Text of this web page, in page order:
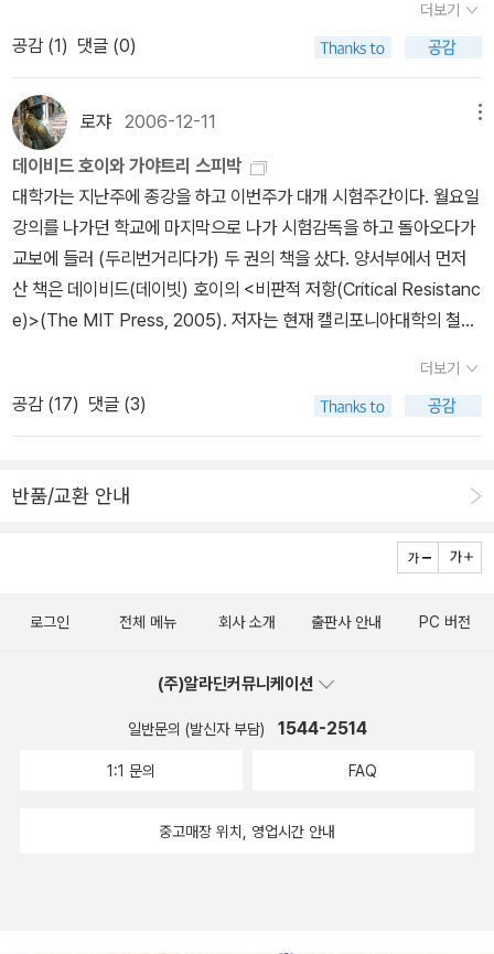
붙여도 좋았겠다. 그래서 문득 떠오른 것이 20년 전, 베를린 장벽이
무너지기 전에 들은 비교문학 강의이고 그때 읽은 몇 권의 책이다(지
금은 대부분 절판됐다). 최근의 비교문학 교재로 이미지가 뜨는 책들
몇 권을 나열해본다. 스피박의 책은 원서의 경우 100여쪽 남짓의
분량에 불과한데 평은 후한 편이다. '가야트리 차크라보르티 스피박
의 『경계선 넘기-새로운 문학연구의 모색』은 문학연구의 미래뿐만
아니라 그 과거를 읽는 새로운 방법을 그려낸다. 이 책은 눈부신 시야
와 비전을 제시하고, 문학적 지형을 바꾸어 놓으며, 역동적이고, 명료
하며, 훌륭하다. '죽음'이 이러한 영감을 제공해 준 적은 드물다.'고 주
디스 버틀러는 적었고, 에르네스토 라클라우도 '[스피박]은 '지구
화'에 반대하는 '전지구적' 관점에 토대를 둔 매혹적인 지적 프로젝트
의 윤곽을 그려낸다. 필독서이다.'라고 거들었다. 그래서 집어들 수밖
에 없었는데, 특이한 건 국역본의 역자들이다. '문화이론연구회 옮
세 장으로 구성돼 있는 만큼 얇은 책이지만 3명의 역자가 공역할 수
로 마무리되고 있다. '이 책을 번역하는 작업이 쉽지 않았다. 역자들은
지적 한계를 실감했다. 혹시 있을 수 없는 오역은 전적으로 역자들의
책임이다. 스피박의 사유체계와 통찰력과 한계가 한국 독자에게 제대
더보기
공감 (1) 댓글 (0)
로쟈 2006-12-11
데이비드 호이와 가야트리 스피박
대학가는 지난주에 종강을 하고 이번주가 대개 시험주간이다. 월요일
강의를 나가던 학교에 마지막으로 나가 시험감독을 하고 돌아오다가
교보에 들러 (두리번거리다가) 두 권의 책을 샀다. 양서부에서 먼저
산 책은 데이비드(데이빗) 호이의 <비판적 저항(Critical Resistanc
e)>(The MIT Press, 2005). 저자는 현재 캘리포니아대학의 철학
비해서 저서가 몇 권 되지 않는 '고마운' 학자이다. 이번에 산 것까지
포함하면 그의 주요 저작은 모두 갖고 있는 것이 된다(그래봐야 네 권
이지만). 책의 부제는 '포스트구조주의에서 포스트-비판'까지로 돼 있
항'이란 키워드를 통해 관통하고자 한다. 일단은 책이 다루는 범위가
마음에 들었고 무엇보다도 가격이 상대적으로 저렴했다(물론 복사할
경우보다는 2배 정도 비싸지만). 게다가 저자인 호이와는 '안면'도 있
학비평>(문학과지성사, 1988)으로 국내에 소개된 학자인데, 원제가
일의 비판 철학자 하버마스와 미국의 비평가 허쉬의 해석 이론들을
가다머의 이론과의 차이로 분석한 후, 롤랑 바르트, 폴 리쾨르,자크 데
석철학과 대조한다.' 그러니까 이 책 한권을 제대로 혹은 음미하며 읽
게 된다. 내가 그러한 비평이론과 철학적 조류들에 견문을 갖게 된 것
더보기
공감 (17) 댓글 (3)
반품/교환 안내
로그인 전체 메뉴 회사 소개 출판사 안내 PC 버전
(주)알라딘커뮤니케이션
일반문의 (발신자 부담) 1544-2514
1:1 문의 FAQ
중고매장 위치, 영업시간 안내